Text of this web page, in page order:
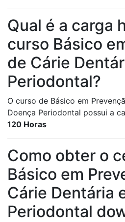
Qual é a carga
curso Básico
de Cárie
Periodontal?
O curso de Básico em
Doença Periodontal possui a
120 Horas
Como obter o
Básico em
Cárie Dentária
Periodontal